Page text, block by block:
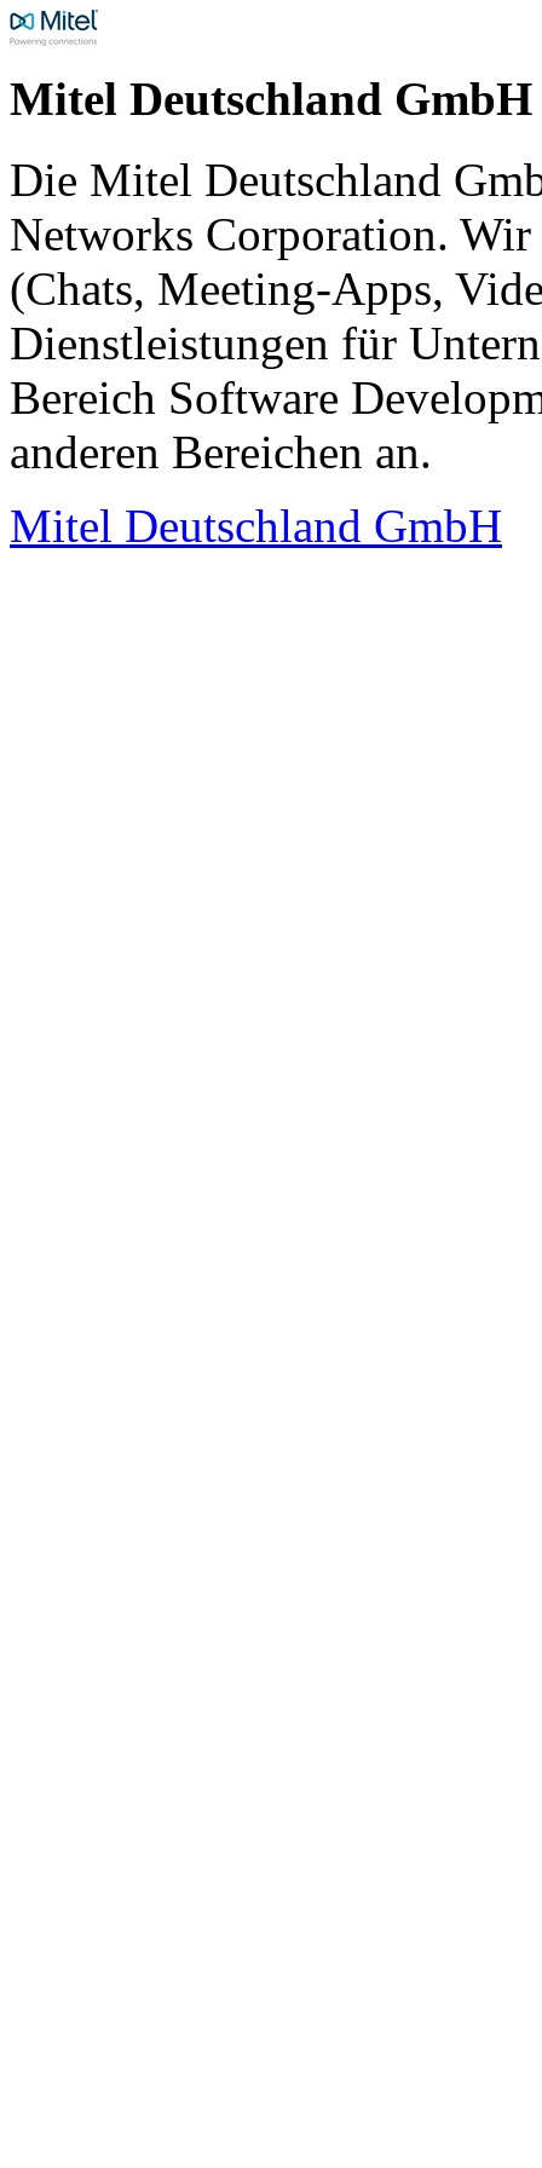
Mitel Deutschland GmbH
Die Mitel Deutschland
Networks Corporation.
(Chats, Meeting-Apps,
Dienstleistungen für
Bereich Software
anderen Bereichen an.
Mitel Deutschland GmbH